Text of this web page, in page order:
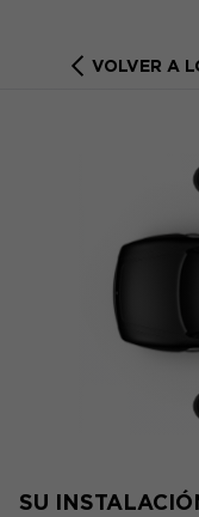
VOLVER A
SU